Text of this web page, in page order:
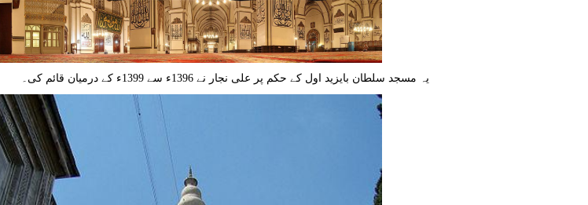
یہ مسجد سلطان بایزید اول کے حکم پر علی نجار نے 1396ء سے 1399ء کے درمیان قائم کی۔